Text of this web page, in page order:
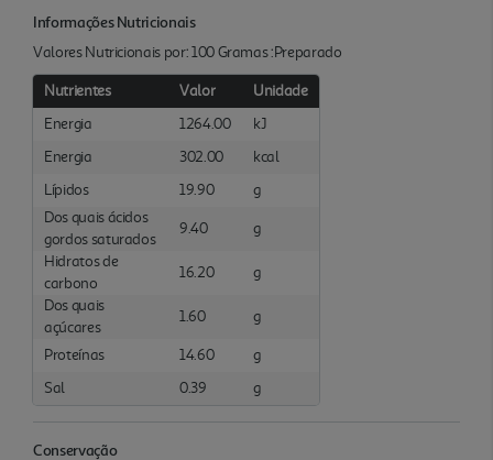
Informações Nutricionais
Valores Nutricionais por: 100 Gramas :Preparado
Nutrientes Valor
Unidade
Energia
1264.00
kJ
Energia
302.00
kcal
Lípidos
19.90
g
Dos quais ácidos
gordos saturados
9.40
g
Hidratos de
carbono
16.20
g
Dos quais
açúcares
1.60 g
Proteínas 14.60
g
Sal
0.39 g
Conservação